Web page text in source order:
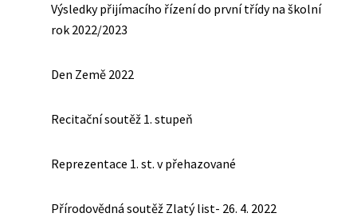
Výsledky přijímacího řízení do první třídy na školní
rok 2022/2023
Den Země 2022
Recitační soutěž 1. stupeň
Reprezentace 1. st. v přehazované
Přírodovědná soutěž Zlatý list- 26. 4. 2022